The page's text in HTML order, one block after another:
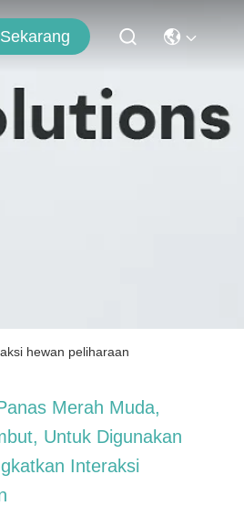
hewan peliharaan
Merah Muda,
Untuk Digunakan
Interaksi